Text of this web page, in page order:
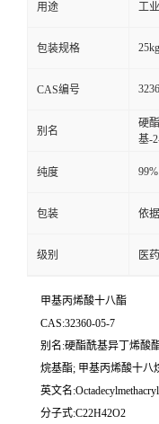
用途 工
包装规格
CAS编号
别名
硬
基-
纯度 99%
包装 依
级别 医
甲基丙烯酸十八酯
CAS:32360-05-7
别名:硬酯酰基异丁烯酸
烷基酯; 甲基丙烯酸十八
英文名
分子式:C22H42O2